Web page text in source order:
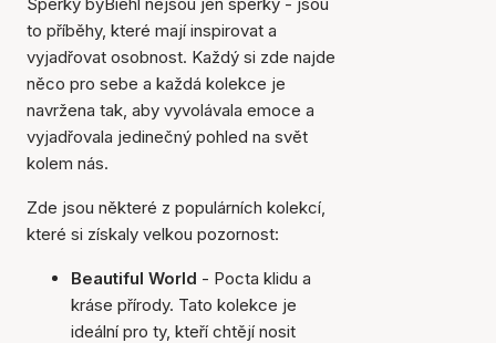
to příběhy, které mají inspirovat a
vyjadřovat osobnost. Každý si zde najde
něco pro sebe a každá kolekce je
navržena tak, aby vyvolávala emoce a
vyjadřovala jedinečný pohled na svět
kolem nás.
Zde jsou některé z populárních kolekcí,
které si získaly velkou pozornost:
Beautiful World - Pocta klidu a
kráse přírody. Tato kolekce je
ideální pro ty, kteří chtějí nosit